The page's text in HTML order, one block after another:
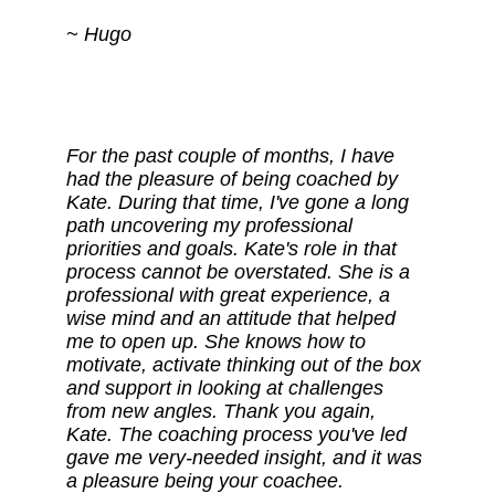
~ Hugo
For the past couple of months, I have
had the pleasure of being coached by
Kate. During that time, I've gone a long
path uncovering my professional
priorities and goals. Kate's role in that
process cannot be overstated. She is a
professional with great experience, a
wise mind and an attitude that helped
me to open up. She knows how to
motivate, activate thinking out of the box
and support in looking at challenges
from new angles. Thank you again,
Kate. The coaching process you've led
gave me very-needed insight, and it was
a pleasure being your coachee.